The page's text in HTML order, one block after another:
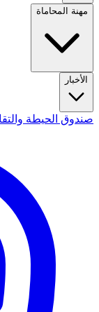
مهنة المحاماة
الأخبار
صندوق الحيطة